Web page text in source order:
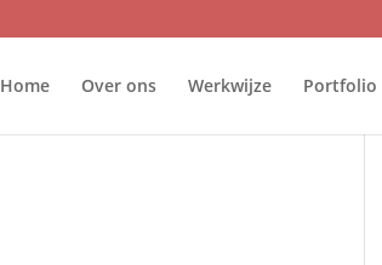
Home Over ons Werkwijze Portfolio